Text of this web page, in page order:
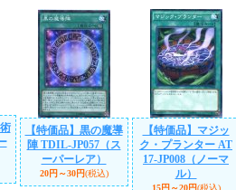
【特価品】黒の魔導
陣 TDIL-JP057（ス
ーパーレア）
20円～30円(税込)
【特価品】マジッ
ク・プランター AT
17-JP008（ノーマ
ル）
15円～20円(税込)